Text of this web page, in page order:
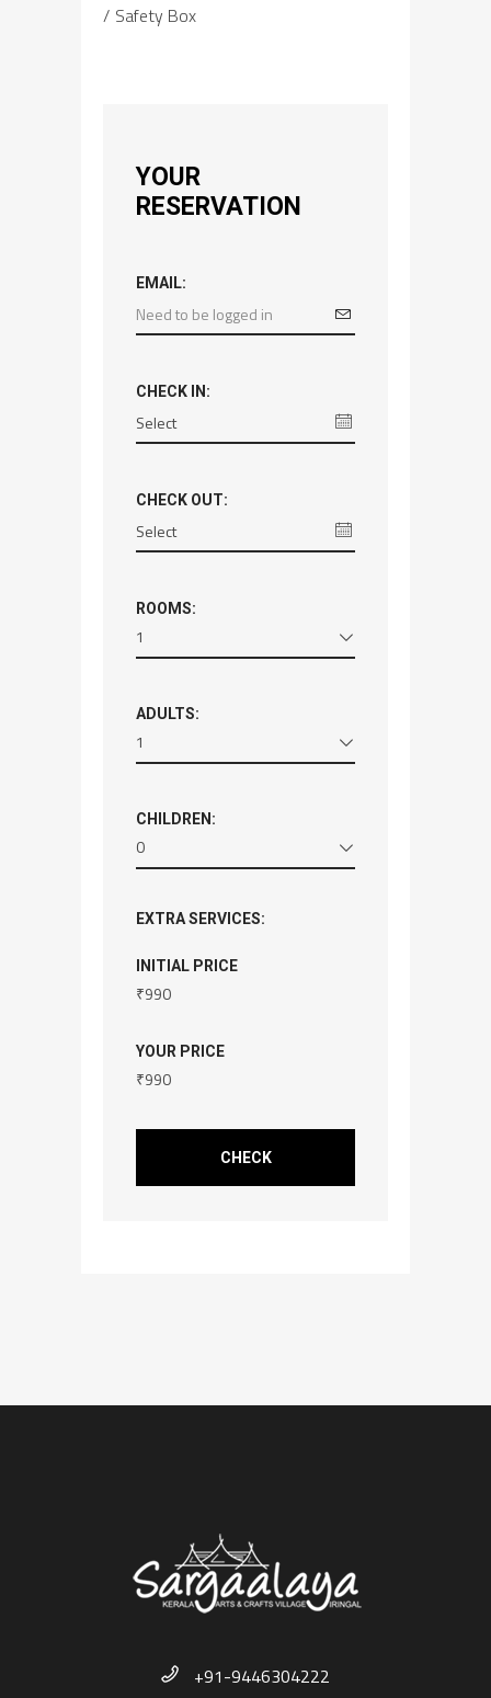
Safety Box
YOUR
RESERVATION
EMAIL:
CHECK IN:
CHECK OUT:
ROOMS:
1
ADULTS:
1
CHILDREN:
0
EXTRA SERVICES:
INITIAL PRICE
₹990
YOUR PRICE
₹990
CHECK
+91-9446304222